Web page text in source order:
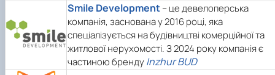
Smile Development− це девелоперська
компанія, заснована у 2016 році, яка
спеціалізується на будівництві комерційної та
житлової нерухомості. З 2024 року компанія є
частиною брендуInzhur BUD